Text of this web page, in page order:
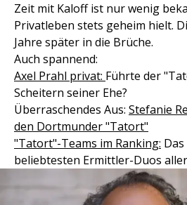
Zeit mit Kaloff ist nur wenig
Privatleben stets geheim hielt.
Jahre später in die Brüche.
Auch spannend:
Axel Prahl privat: Führte der
Scheitern seiner Ehe?
Überraschendes Aus: Stefanie
den Dortmunder "Tatort"
"Tatort"-Teams im Ranking:
beliebtesten Ermittler-Duos